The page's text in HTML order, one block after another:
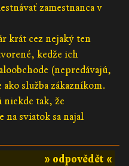
zamestnanca v
krát cez nejaký ten
kedže ich
(nepredávajú,
služba zákazníkom.
tak, že
na sviatok sa najal
» odpovědět «